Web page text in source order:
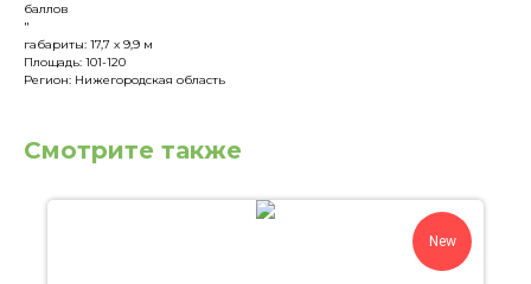
баллов
"
габариты: 17,7 х 9,9 м
Площадь: 101-120
Регион: Нижегородская область
Смотрите также
New